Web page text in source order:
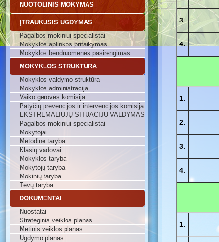
NUOTOLINIS MOKYMAS
ĮTRAUKUSIS UGDYMAS
Pagalbos mokiniui specialistai
Mokyklos aplinkos pritaikymas
Mokyklos bendruomenės pasirengimas
MOKYKLOS STRUKTŪRA
Mokyklos valdymo struktūra
Mokyklos administracija
Vaiko gerovės komisija
Patyčių prevencijos ir intervencijos komisija
EKSTREMALIŲJŲ SITUACIJŲ VALDYMAS
Pagalbos mokiniui specialistai
Mokytojai
Metodinė taryba
Klasių vadovai
Mokyklos taryba
Mokytojų taryba
Mokinių taryba
Tėvų taryba
DOKUMENTAI
Nuostatai
Strateginis veiklos planas
Metinis veiklos planas
Ugdymo planas
3.
4.
1.
2.
3.
4.
1.